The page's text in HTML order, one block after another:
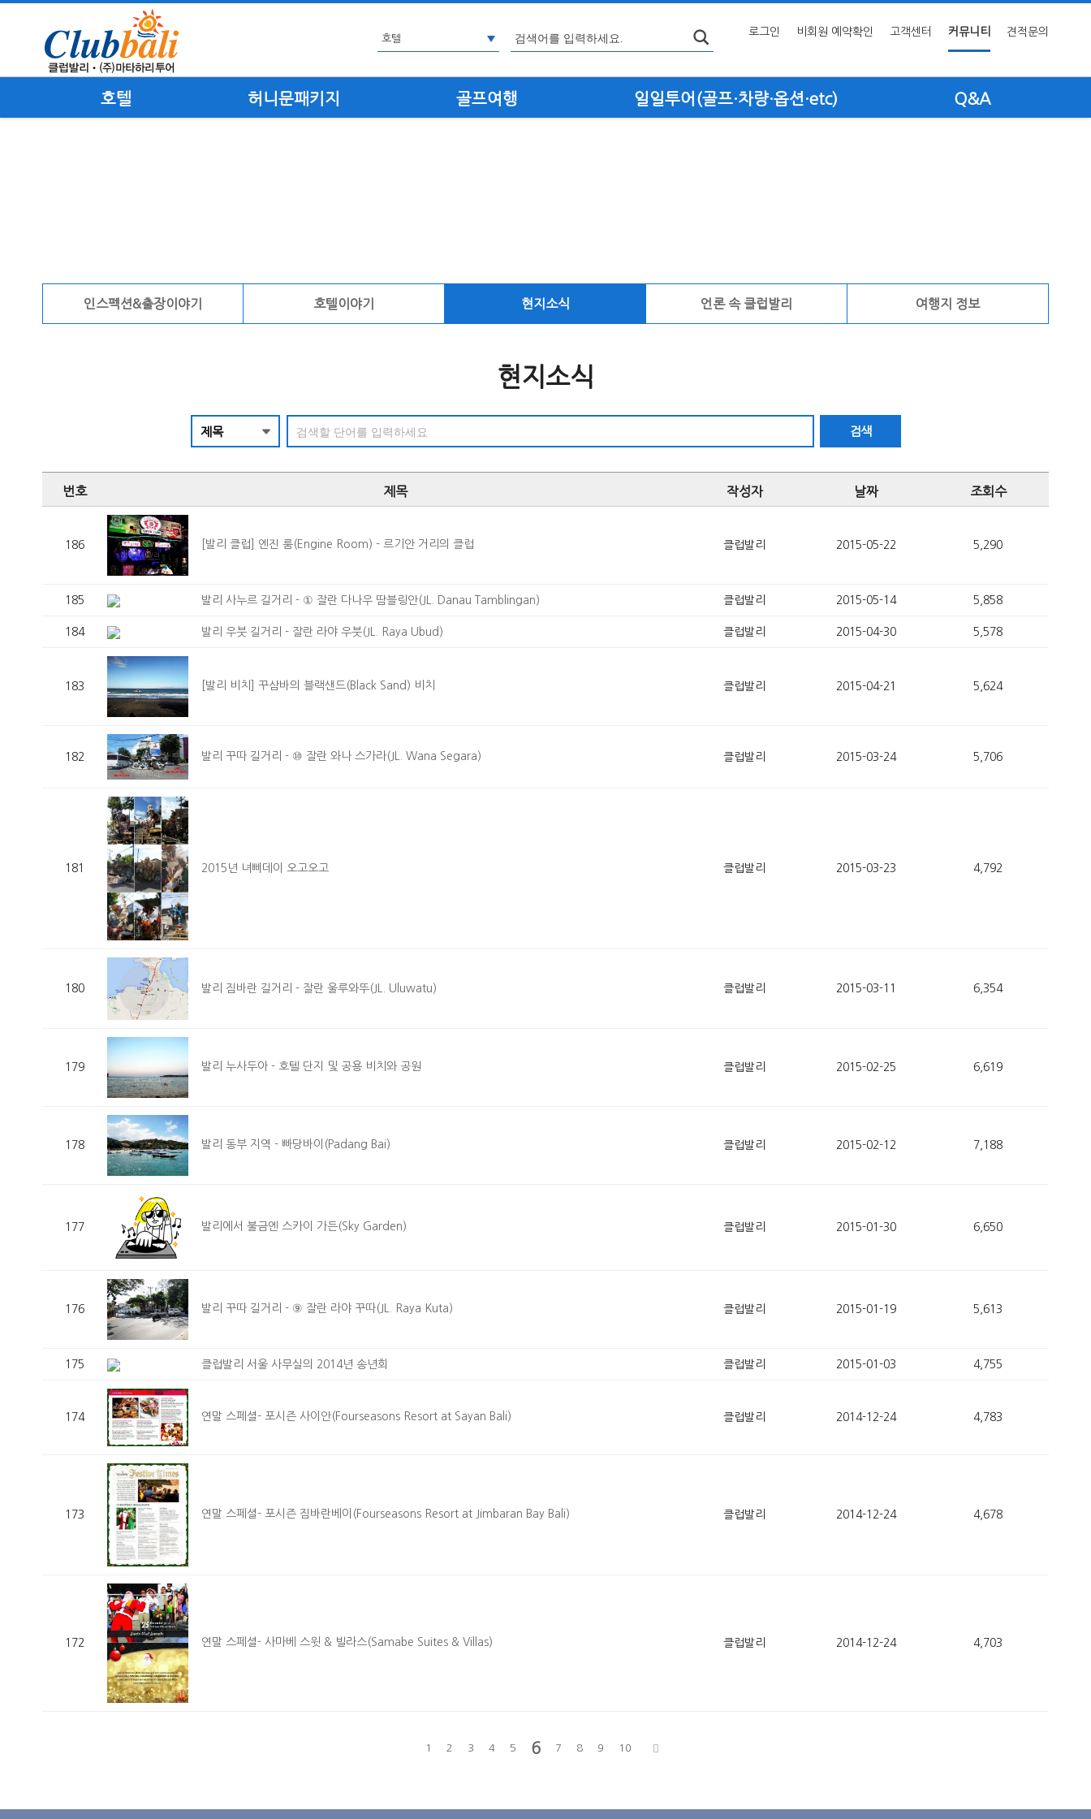
로그인 비회원 예약확인 고객센터 커뮤니티 견적문의
호텔 허니문패키지 골프여행 일일투어(골프·차량·옵션·etc) Q&A
인스펙션&출장이야기 호텔이야기 현지소식 언론 속 클럽발리 여행지 정보
현지소식
검색
번호 제목 작성자 날짜 조회수
186 [발리 클럽] 엔진 룸(Engine Room) - 르기안 거리의 클럽 클럽발리 2015-05-22 5,290
185 발리 사누르 길거리 - ① 잘란 다나우 땀블링안(JL. Danau Tamblingan) 클럽발리 2015-05-14 5,858
184 발리 우붓 길거리 - 잘란 라야 우붓(JL. Raya Ubud) 클럽발리 2015-04-30 5,578
183 [발리 비치] 꾸삼바의 블랙샌드(Black Sand) 비치 클럽발리 2015-04-21 5,624
182 발리 꾸따 길거리 - ⑩ 잘란 와나 스가라(JL. Wana Segara) 클럽발리 2015-03-24 5,706
181 2015년 녀삐데이 오고오고 클럽발리 2015-03-23 4,792
180 발리 짐바란 길거리 - 잘란 울루와뚜(JL. Uluwatu) 클럽발리 2015-03-11 6,354
179 발리 누사두아 - 호텔 단지 및 공용 비치와 공원 클럽발리 2015-02-25 6,619
178 발리 동부 지역 - 빠당바이(Padang Bai) 클럽발리 2015-02-12 7,188
177 발리에서 불금엔 스카이 가든(Sky Garden) 클럽발리 2015-01-30 6,650
176 발리 꾸따 길거리 - ⑨ 잘란 라야 꾸따(JL. Raya Kuta) 클럽발리 2015-01-19 5,613
175 클럽발리 서울 사무실의 2014년 송년회 클럽발리 2015-01-03 4,755
174 연말 스페셜- 포시즌 사이안(Fourseasons Resort at Sayan Bali) 클럽발리 2014-12-24 4,783
173 연말 스페셜- 포시즌 짐바란베이(Fourseasons Resort at Jimbaran Bay Bali) 클럽발리 2014-12-24 4,678
172 연말 스페셜- 사마베 스윗 & 빌라스(Samabe Suites & Villas) 클럽발리 2014-12-24 4,703
1 2 3 4 5 6 7 8 9 10